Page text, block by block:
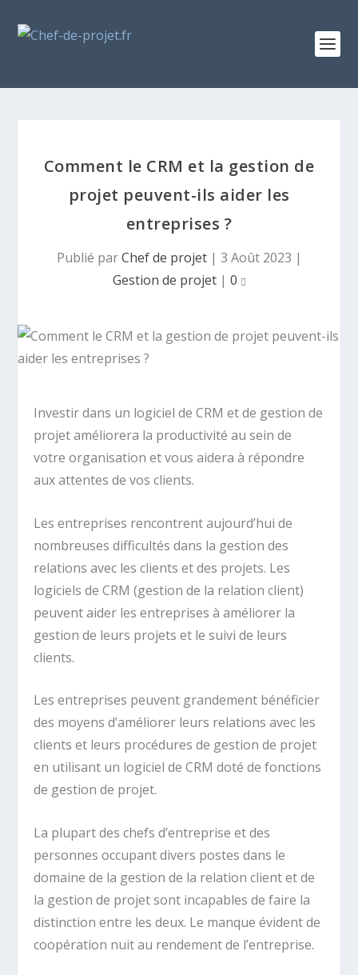
Comment le CRM et la gestion de
projet peuvent-ils aider les
entreprises ?
Publié parChef de projet| 3 Août 2023 |
Gestion de projet| 0
Investir dans un logiciel de CRM et de gestion de
projet améliorera la productivité au sein de
votre organisation et vous aidera à répondre
aux attentes de vos clients.
Les entreprises rencontrent aujourd’hui de
nombreuses difficultés dans la gestion des
relations avec les clients et des projets. Les
logiciels de CRM (gestion de la relation client)
peuvent aider les entreprises à améliorer la
gestion de leurs projets et le suivi de leurs
clients.
Les entreprises peuvent grandement bénéficier
des moyens d’améliorer leurs relations avec les
clients et leurs procédures de gestion de projet
en utilisant un logiciel de CRM doté de fonctions
de gestion de projet.
La plupart des chefs d’entreprise et des
personnes occupant divers postes dans le
domaine de la gestion de la relation client et de
la gestion de projet sont incapables de faire la
distinction entre les deux. Le manque évident de
coopération nuit au rendement de l’entreprise.